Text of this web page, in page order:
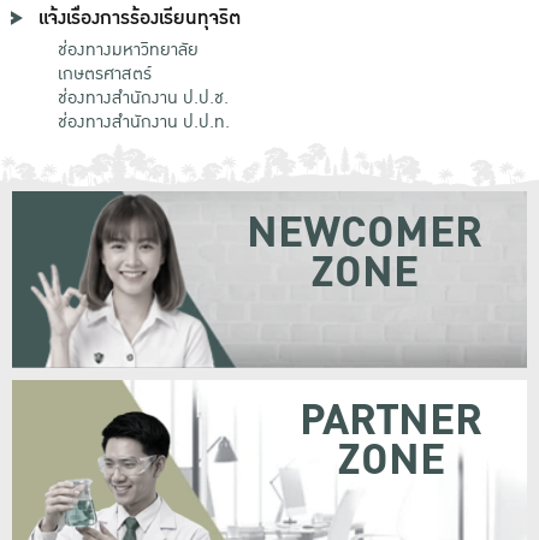
แจ้งเรื่องการร้องเรียนทุจริต
ช่องทางมหาวิทยาลัย
เกษตรศาสตร์
ช่องทางสำนักงาน ป.ป.ช.
ช่องทางสำนักงาน ป.ป.ท.
NEWCOMER
ZONE
PARTNER
ZONE